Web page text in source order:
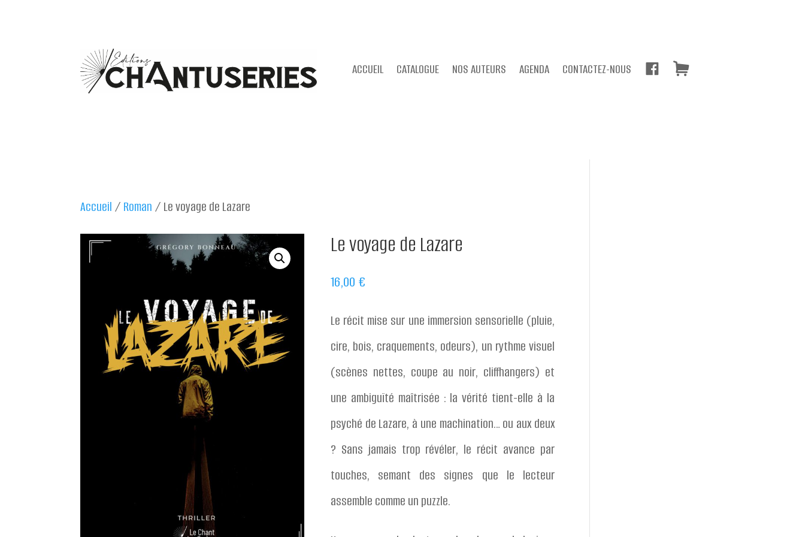
ACCUEIL CATALOGUE NOS AUTEURS AGENDA CONTACTEZ-NOUS P
Accueil / Roman / Le voyage de Lazare
Le voyage de Lazare
16,00 €
Le récit mise sur une immersion sensorielle (pluie,
cire, bois, craquements, odeurs), un rythme visuel
(scènes nettes, coupe au noir, cliffhangers) et
une ambiguïté maîtrisée : la vérité tient-elle à la
psyché de Lazare, à une machination… ou aux deux
? Sans jamais trop révéler, le récit avance par
touches, semant des signes que le lecteur
assemble comme un puzzle.